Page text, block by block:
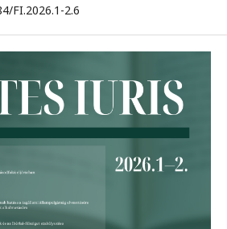
FI.2026.1-2.6